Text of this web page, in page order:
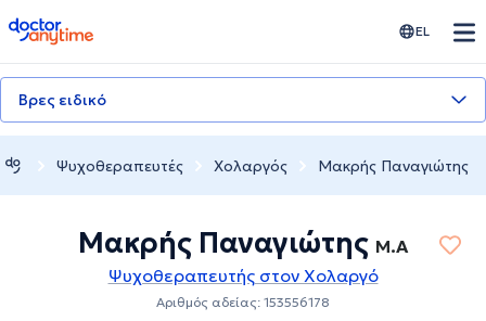
doctoranytime EL
Βρες ειδικό
Ψυχοθεραπευτές Χολαργός Μακρής Παναγιώτης
Μακρής Παναγιώτης M.A
Ψυχοθεραπευτής στον Χολαργό
Αριθμός αδείας: 153556178